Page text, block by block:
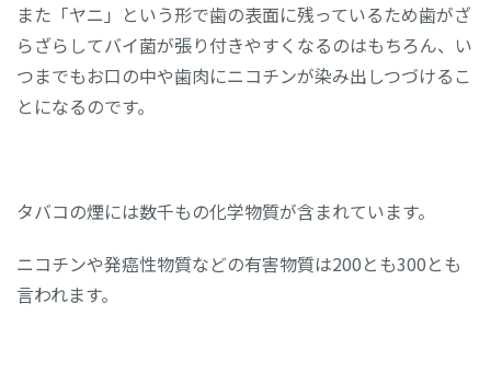
また「ヤニ」という形で歯の表面に残っているため歯がざ
らざらしてバイ菌が張り付きやすくなるのはもちろん、い
つまでもお口の中や歯肉にニコチンが染み出しつづけるこ
とになるのです。
タバコの煙には数千もの化学物質が含まれています。
ニコチンや発癌性物質などの有害物質は200とも300とも
言われます。